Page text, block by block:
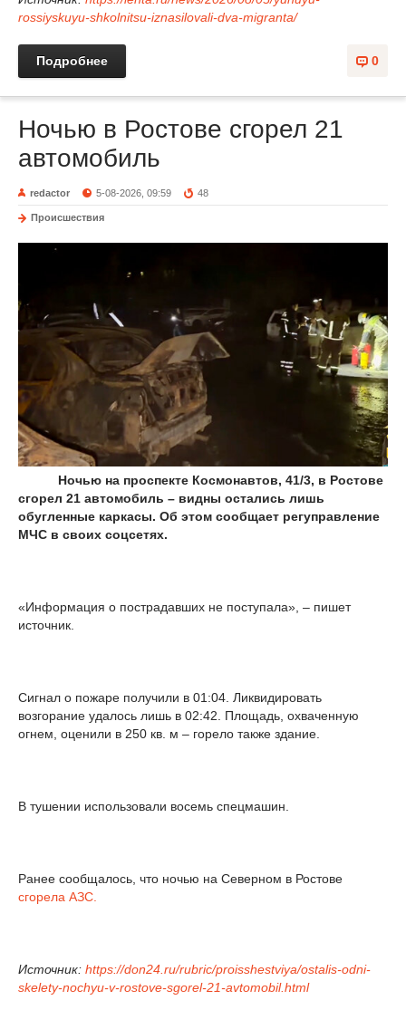
rossiyskuyu-shkolnitsu-iznasilovali-dva-migranta/
0
Подробнее
Ночью в Ростове сгорел 21
автомобиль
redactor 5-08-2026, 09:59 48
Происшествия
Ночью на проспекте Космонавтов, 41/3, в Ростове
сгорел 21 автомобиль – видны остались лишь
обугленные каркасы. Об этом сообщает регуправление
МЧС в своих соцсетях.
«Информация о пострадавших не поступала», – пишет
источник.
Сигнал о пожаре получили в 01:04. Ликвидировать
возгорание удалось лишь в 02:42. Площадь, охваченную
огнем, оценили в 250 кв. м – горело также здание.
В тушении использовали восемь спецмашин.
Ранее сообщалось, что ночью на Северном в Ростове
сгорела АЗС.
Источник: https://don24.ru/rubric/proisshestviya/ostalis-odni-
skelety-nochyu-v-rostove-sgorel-21-avtomobil.html